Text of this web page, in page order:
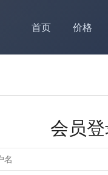
首页 价格
会员
名